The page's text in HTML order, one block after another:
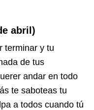
abril)
terminar y tu
de tus
andar en todo
te saboteas tu
a todos cuando tú